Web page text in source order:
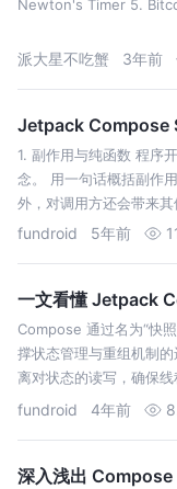
Newton's Timer 5.
派大星不吃蟹 3年前
Jetpack Compose
1. 副作用与纯函数 程序
念。 用一句话概括副作
外，对调用方还会带来其
与之相对的就是纯函数，
fundroid 5年前
一文看懂 Jetpack
Compose 通过名为“快
撑状态管理与重组机制
离对状态的读写，确保
fundroid 4年前
深入浅出